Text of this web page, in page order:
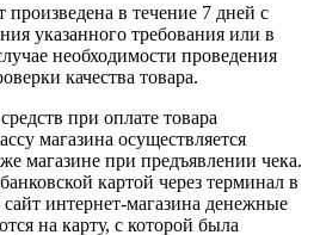
произведена в течение 7 дней с
указанного требования или в
необходимости проведения
качества товара.
при оплате товара
магазина осуществляется
магазине при предъявлении чека.
картой через терминал в
сайт интернет-магазина денежные
на карту, с которой была